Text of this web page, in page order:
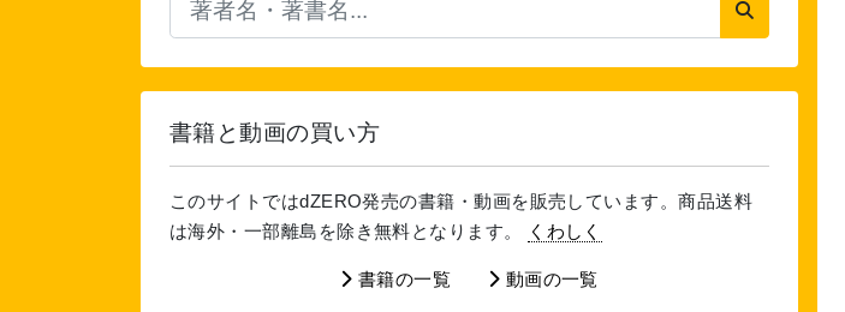
書籍と動画の買い方
このサイトではdZERO発売の書籍・動画を販売しています。商品送料
は海外・一部離島を除き無料となります。
くわしく
書籍の一覧 動画の一覧